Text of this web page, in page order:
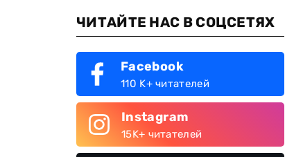
ЧИТАЙТЕ НАС В СОЦСЕТЯХ
Facebook
110 K+ читателей
Instagram
15K+ читателей